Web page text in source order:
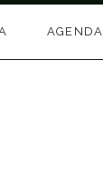
AGENDA